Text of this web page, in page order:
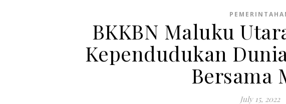
BKKBN Maluku
Kependudukan
Bersama
July 15, 2022